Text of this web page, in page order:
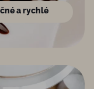
a rychlé